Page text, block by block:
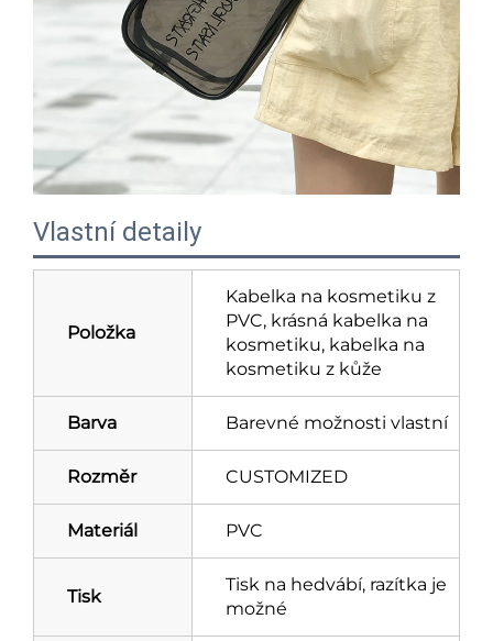
Vlastní detaily
Položka
Kabelka na kosmetiku z
PVC, krásná kabelka na
kosmetiku, kabelka na
kosmetiku z kůže
Barva Barevné možnosti vlastní
Rozměr CUSTOMIZED
Materiál PVC
Tisk
Tisk na hedvábí, razítka je
možné